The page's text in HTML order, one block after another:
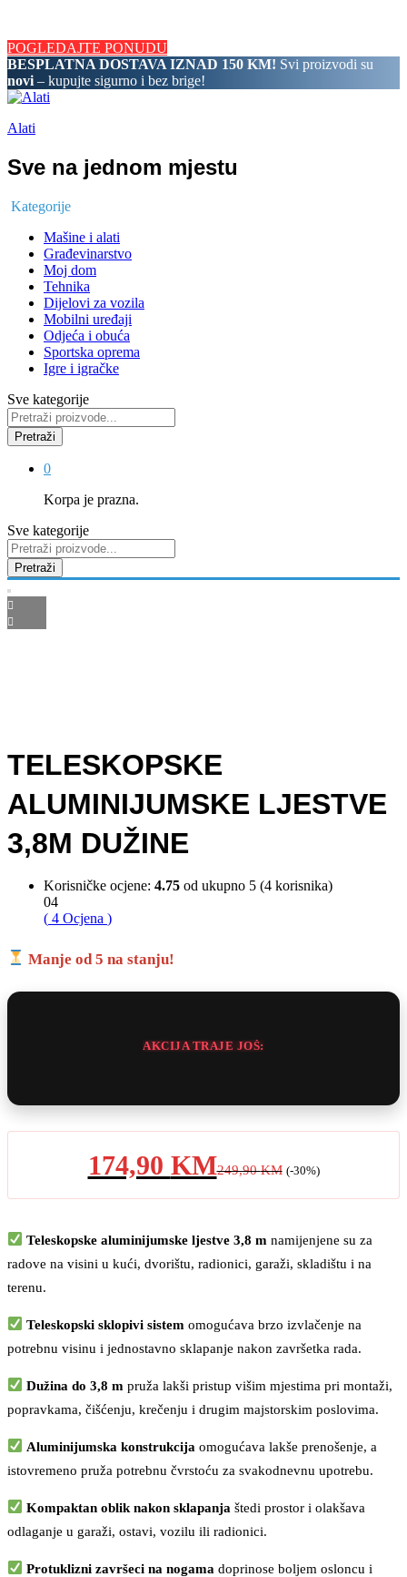
POGLEDAJTE PONUDU
BESPLATNA DOSTAVA IZNAD 150 KM! Svi proizvodi su
novi – kupujte sigurno i bez brige!
Alati
Sve na jednom mjestu
Kategorije
Mašine i alati
Građevinarstvo
Moj dom
Tehnika
Dijelovi za vozila
Mobilni uređaji
Odjeća i obuća
Sportska oprema
Igre i igračke
Sve kategorije
Pretraži
0
Korpa je prazna.
Sve kategorije
Pretraži
TELESKOPSKE
ALUMINIJUMSKE LJESTVE
3,8M DUŽINE
Korisničke ocjene: 4.75 od ukupno 5 (4 korisnika)
04
( 4 Ocjena )
Manje od 5 na stanju!
AKCIJA TRAJE JOŠ:
174,90 KM249,90KM (-30%)
Teleskopske aluminijumske ljestve 3,8 m namijenjene su za
radove na visini u kući, dvorištu, radionici, garaži, skladištu i na
terenu.
Teleskopski sklopivi sistem omogućava brzo izvlačenje na
potrebnu visinu i jednostavno sklapanje nakon završetka rada.
Dužina do 3,8 m pruža lakši pristup višim mjestima pri montaži,
popravkama, čišćenju, krečenju i drugim majstorskim poslovima.
Aluminijumska konstrukcija omogućava lakše prenošenje, a
istovremeno pruža potrebnu čvrstoću za svakodnevnu upotrebu.
Kompaktan oblik nakon sklapanja štedi prostor i olakšava
odlaganje u garaži, ostavi, vozilu ili radionici.
Protuklizni završeci na nogama doprinose boljem osloncu i